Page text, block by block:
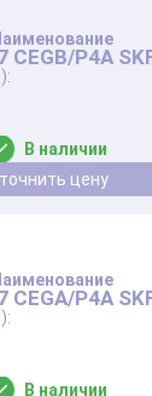
CEGB/P4A
В наличии
Уточнить цену
CEGA/P4A
В наличии